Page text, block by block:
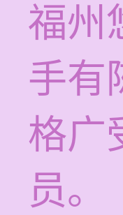
福州
手有
格广
员。